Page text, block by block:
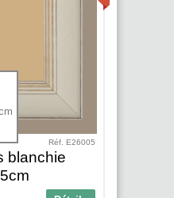
Réf. E26005
blanchie